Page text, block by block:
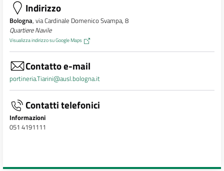
Indirizzo
Bologna, via Cardinale Domenico Svampa, 8
Quartiere Navile
Visualizza indirizzo su Google Maps
Contatto e-mail
portineria.Tiarini@ausl.bologna.it
Contatti telefonici
Informazioni
051 4191111